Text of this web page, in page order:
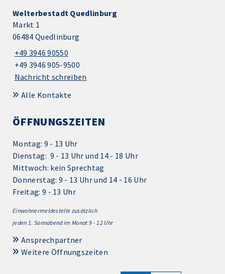
Welterbestadt Quedlinburg
Markt 1
06484 Quedlinburg
+49 3946 90550
+49 3946 905-9500
Nachricht schreiben
Alle Kontakte
ÖFFNUNGSZEITEN
Montag: 9 - 13 Uhr
Dienstag: 9 - 13 Uhr und 14 - 18 Uhr
Mittwoch: kein Sprechtag
Donnerstag: 9 - 13 Uhr und 14 - 16 Uhr
Freitag: 9 - 13 Uhr
Einwohnermeldestelle zusätzlich
jeden 1. Sonnabend im Monat 9 - 12 Uhr
Ansprechpartner
Weitere Öffnungszeiten